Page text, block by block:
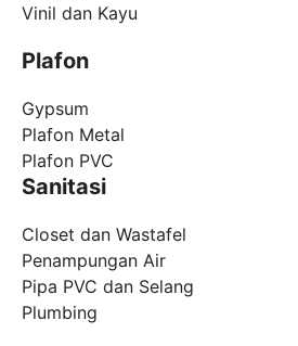
Vinil dan Kayu
Plafon
Gypsum
Plafon Metal
Plafon PVC
Sanitasi
Closet dan Wastafel
Penampungan Air
Pipa PVC dan Selang
Plumbing